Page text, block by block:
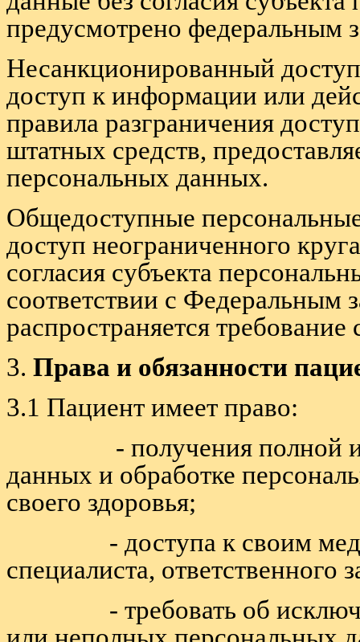
предусмотрено федеральным
Несанкционированный
доступ к информации или
правила разграничения
штатных средств,
персональных данных.
Общедоступные
доступ неограниченного
согласия субъекта
соответствии с Федеральным
распространяется
3. Права и обязанности
3.1 Пациент имеет право:
- получения полной
данных и обработке
своего здоровья;
- доступа к своим
специалиста, ответственного
- требовать об